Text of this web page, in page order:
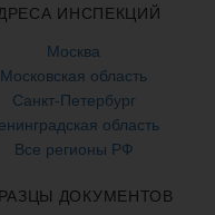
ИНСПЕКЦИЙ
Москва
Московская область
Санкт-Петербург
область
Все регионы РФ
ДОКУМЕНТОВ